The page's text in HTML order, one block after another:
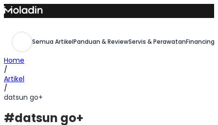
Skip
to
Semua ArtikelPanduan & ReviewServis & Perawatan
Home
/
Artikel
/
datsun go+
#datsun go+